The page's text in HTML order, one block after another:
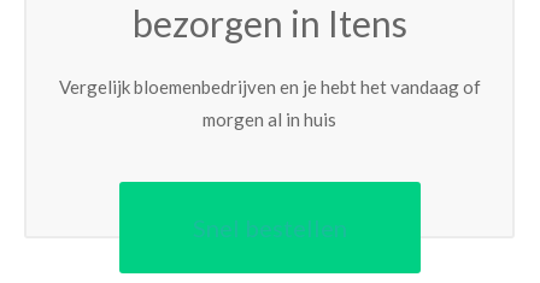
bezorgen in Itens
Vergelijk bloemenbedrijven en je hebt het vandaag of
morgen al in huis
Snel bestellen